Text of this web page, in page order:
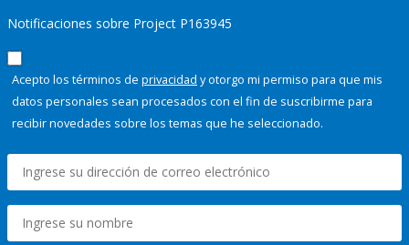
Notificaciones sobre Project P163945
Acepto los términos de privacidad y otorgo mi permiso para que mis
datos personales sean procesados con el fin de suscribirme para
recibir novedades sobre los temas que he seleccionado.